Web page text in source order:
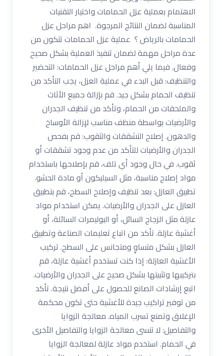
الاهتمام بعملية عزل الحمامات واختيار التقنيات
المناسبة لضمان النتائج المرجوة. اهم مراحل عزل
الحمامات بالرياض ؟ عملية عزل الحمامات تتكون من
عدة مراحل مهمة لضمان تنفيذ العملية بشكل صحيح
وفعال. فيما يلي أهم مراحل عزل الحمامات: التحضير
والتنظيف: قبل البدء في عملية العزل، يجب التأكد من
تنظيف الحمام بشكل جيد. قم بإزالة جميع الأثاث
والملحقات من الحمام، وتأكد من تنظيف الجدران
والأرضيات بواسطة منظف مناسب لإزالة الأوساخ
والدهون. إصلاح التشققات والثقوب: قم بفحص
الجدران والأرضيات للتأكد من عدم وجود تشققات أو
ثقوب. في حال وجود أي تلف، قم بإصلاحها باستخدام
مواد إصلاح مناسبة، مثل السيليكون أو مادة الحشو.
تطبيق العازل: بعد تنظيف وإصلاح السطح، قم بتطبيق
العازل على الجدران والأرضيات. يمكن استخدام مواد
عازلة مثل الزجاج السائل، أو البوليمرات السائلة، أو
أغشية عازلة. تأكد من اتباع تعليمات الصناعة وتطبيق
العازل بشكل متساوٍ ومتجانس على السطح. تركيب
الأغشية العازلة: إذا كنت تستخدم أغشية عازلة، قم
بتركيبها وتثبيتها بشكل صحيح على الجدران والأرضيات.
اتبع إرشادات الصانع للحصول على أفضل نتيجة. تأكد
من توفير تراكيب جيدة للأغشية حتى تكون محكمة
الإغلاق وتمنع تسرب المياه. معالجة الزوايا
والتفاصيل: لا تنسى معالجة الزوايا والتفاصيل الأخرى
في الحمام. استخدم مواد عازلة لمعالجة الزوايا